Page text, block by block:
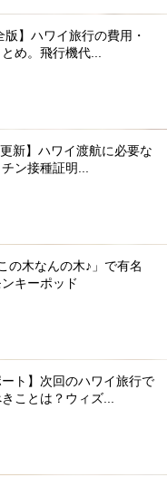
版】ハワイ旅行の費用・
め。飛行機代...
更新】ハワイ渡航に必要な
ン接種証明...
の木なんの木♪」で有名
キーポッド
ート】次回のハワイ旅行で
ことは？ウィズ...